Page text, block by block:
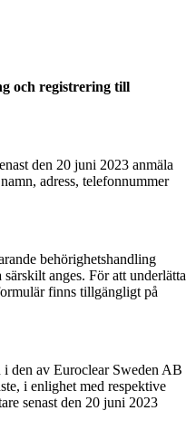
och registrering till
den 20 juni 2023 anmäla
adress, telefonnummer
behörighetshandling
anges. För att underlätta
finns tillgängligt på
i den av Euroclear Sweden AB
i enlighet med respektive
senast den 20 juni 2023